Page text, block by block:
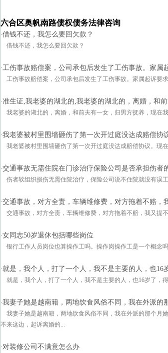
六合区奥帆南路债权债务法律咨询
·借钱不还，我怎么要回欠款？
借钱不还，我怎么要回欠款？
·工伤事故赔偿案，公司承包后发生了工伤事故。家属
工伤事故赔偿案，公司承包后发生了工伤事故。家属起诉要
·准生证,我老婆的湖北的,我老婆的湖北的，离婚，和
我老婆的湖北的，离婚，和前夫有一女，归男方抚养，现在
·我老婆被村里围墙砸伤了第一次开过庭没达成赔偿协
我老婆被村里围墙砸伤了第一次开过庭没达成赔偿协议。现
·交通事故无需住院在门诊治疗保险公司是否承担伤者
伤者软组织损伤无需住院治疗，保险公司说不住院就没有误
·交通事故，对方全责，车辆维修费，对方拖着不赔，
交通事故，对方全责，车辆维修费，对方拖着不赔，我又提
·女同志50岁退休包括哪些岗位
银行工作人员岗位也算操作工吗。操作岗操作工是一个概念吗
·就是，我个人，打了一个人，我不是主要的人，也16
就是，我个人，打了一个人，我不是主要的人，也16岁了，
·我妻子她是越南籍，两地饮食风俗不同，我在外派的
我妻子她是越南籍，两地饮食风俗不同，我在外派的那个月
不来这边，起诉离婚的...
·对装修公司不满意怎么办